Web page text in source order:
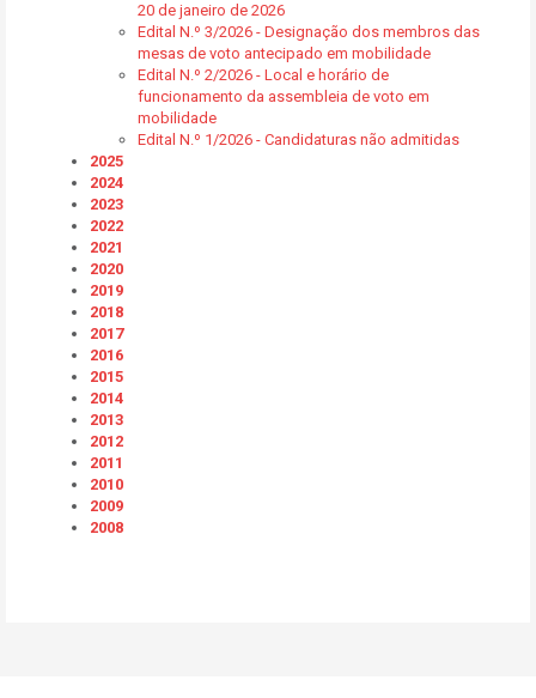
20 de janeiro de 2026
Edital N.º 3/2026 - Designação dos membros das
mesas de voto antecipado em mobilidade
Edital N.º 2/2026 - Local e horário de
funcionamento da assembleia de voto em
mobilidade
Edital N.º 1/2026 - Candidaturas não admitidas
2025
2024
2023
2022
2021
2020
2019
2018
2017
2016
2015
2014
2013
2012
2011
2010
2009
2008